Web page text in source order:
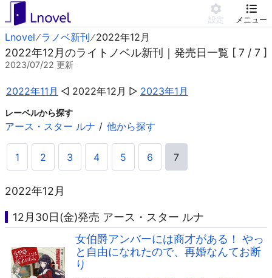
設定 メニュー
Lnovel ラノベ新刊 2022年12月
2022年12月のライトノベル新刊｜発売日一覧 [ 7 / 7 ]
2023/07/22 更新
2022年11月 2022年12月 2023年1月
レーベルから探す
アース・スター ルナ 他から探す
1 2 3 4 5 6 7
2022年12月
12月30日(金)発売 アース・スター ルナ
女伯爵アンバーには商才がある！ やっ
と自由になれたので、再婚なんてお断
り